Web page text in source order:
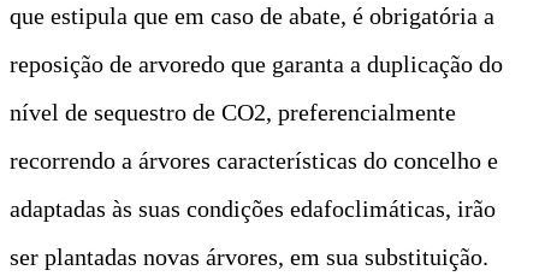
que estipula que em caso de abate, é obrigatória a
reposição de arvoredo que garanta a duplicação do
nível de sequestro de CO2, preferencialmente
recorrendo a árvores características do concelho e
adaptadas às suas condições edafoclimáticas, irão
ser plantadas novas árvores, em sua substituição.